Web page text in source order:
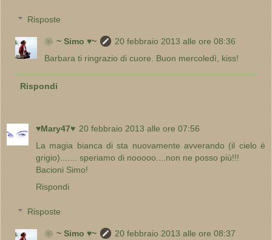
Risposte
❀~ Simo ♥~
20 febbraio 2013 alle ore 08:36
Barbara ti ringrazio di cuore. Buon mercoledì, kiss!
Rispondi
♥Mary47♥ 20 febbraio 2013 alle ore 07:56
La magia bianca di sta nuovamente avverando (il cielo è
grigio)....... speriamo di nooooo....non ne posso più!!!
Bacioni Simo!
Rispondi
Risposte
❀~ Simo ♥~
20 febbraio 2013 alle ore 08:37